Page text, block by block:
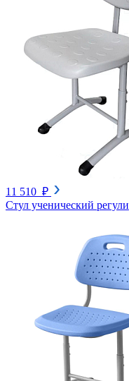
11 510 ₽
Стул ученический